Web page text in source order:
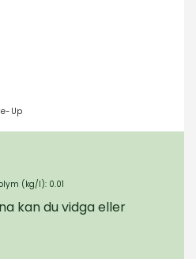
Up
(kg/l): 0.01
kan du vidga eller